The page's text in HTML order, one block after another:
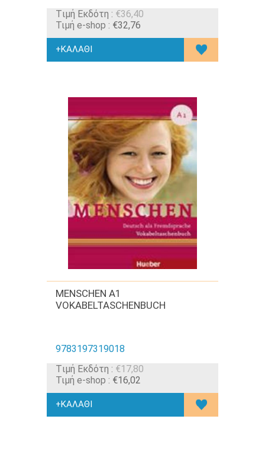
Tιμή Εκδότη : €36,40
Τιμή e-shop : €32,76
MENSCHEN A1
VOKABELTASCHENBUCH
9783197319018
Tιμή Εκδότη : €17,80
Τιμή e-shop : €16,02